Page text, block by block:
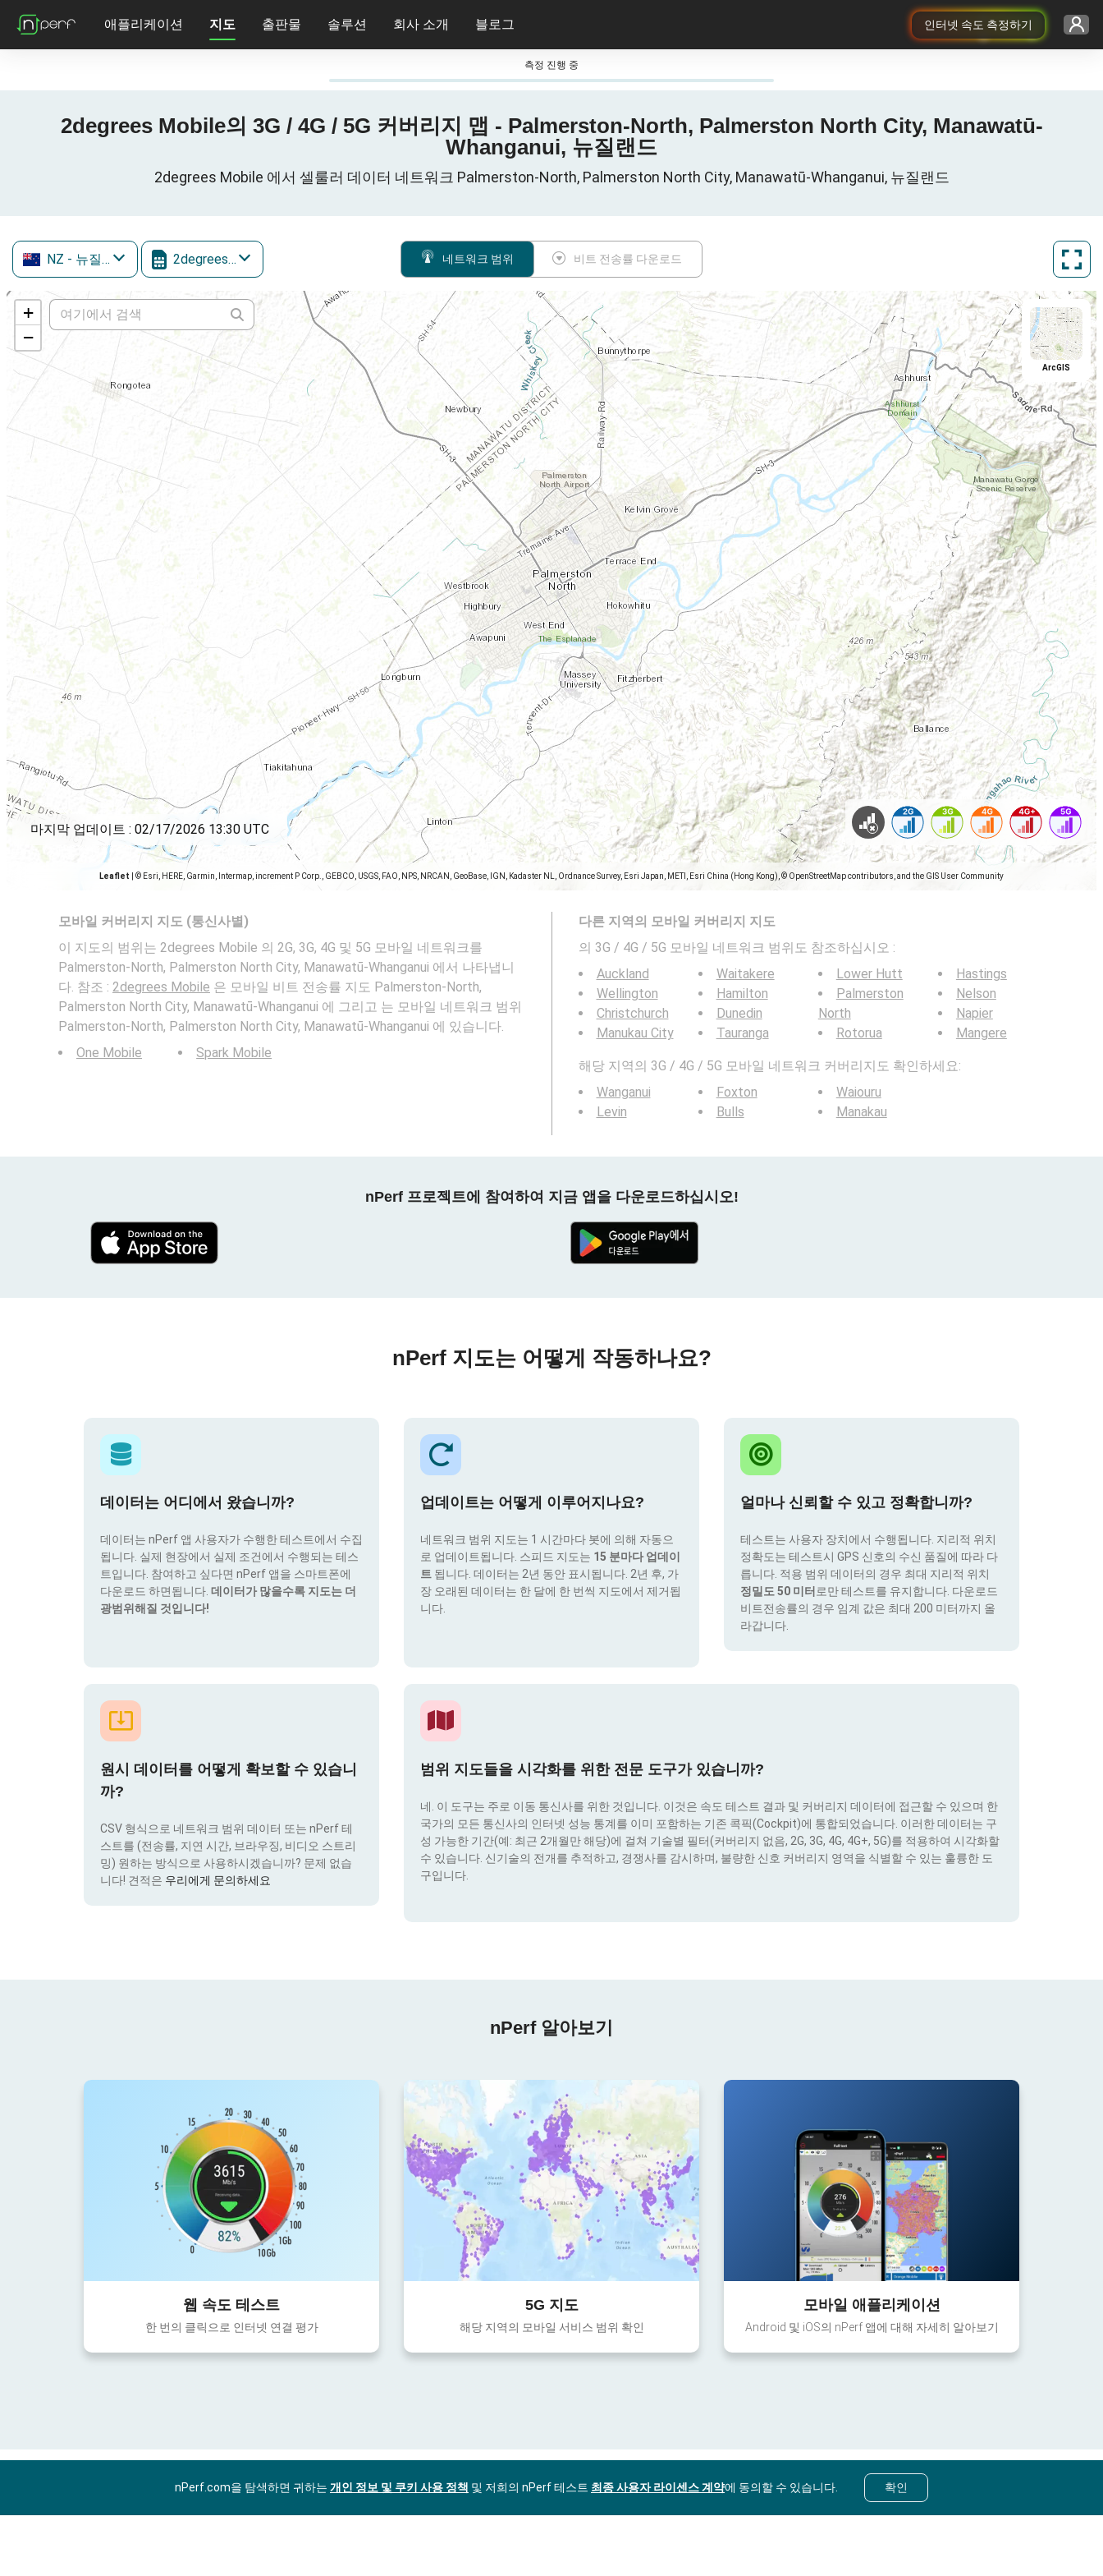
인터넷 속도 측정하기
애플리케이션 지도 출판물 솔루션 회사 소개 블로그
측정 진행 중
2degrees Mobile의 3G / 4G / 5G 커버리지 맵 - Palmerston-North, Palmerston North City, Manawatū-
Whanganui, 뉴질랜드
2degrees Mobile 에서 셀룰러 데이터 네트워크 Palmerston-North, Palmerston North City, Manawatū-Whanganui, 뉴질랜드
NZ - 뉴질랜드 2degrees Mobile 네트워크 범위 비트 전송률 다운로드
+
−
Leaflet © Esri, HERE, Garmin, Intermap, increment P Corp., GEBCO, USGS, FAO, NPS, NRCAN, GeoBase, IGN, Kadaster NL, Ordnance Survey, Esri Japan, METI, Esri China (Hong Kong), © OpenStreetMap contributors, and the GIS User Community
ArcGIS
마지막 업데이트 : 02/17/2026 13:30 UTC
모바일 커버리지 지도 (통신사별)
이 지도의 범위는 2degrees Mobile 의 2G, 3G, 4G 및 5G 모바일 네트워크를
Palmerston-North, Palmerston North City, Manawatū-Whanganui 에서 나타냅니
다. 참조 : 2degrees Mobile 은 모바일 비트 전송률 지도 Palmerston-North,
Palmerston North City, Manawatū-Whanganui 에 그리고 는 모바일 네트워크 범위
Palmerston-North, Palmerston North City, Manawatū-Whanganui 에 있습니다.
One Mobile
Spark Mobile
다른 지역의 모바일 커버리지 지도
의 3G / 4G / 5G 모바일 네트워크 범위도 참조하십시오 :
Auckland
Wellington
Christchurch
Manukau City
Waitakere
Hamilton
Dunedin
Tauranga
Lower Hutt
Palmerston
North
Rotorua
Hastings
Nelson
Napier
Mangere
해당 지역의 3G / 4G / 5G 모바일 네트워크 커버리지도 확인하세요:
Wanganui
Levin
Foxton
Bulls
Waiouru
Manakau
nPerf 프로젝트에 참여하여 지금 앱을 다운로드하십시오!
nPerf 지도는 어떻게 작동하나요?
데이터는 어디에서 왔습니까?
데이터는 nPerf 앱 사용자가 수행한 테스트에서 수집
됩니다. 실제 현장에서 실제 조건에서 수행되는 테스
트입니다. 참여하고 싶다면 nPerf 앱을 스마트폰에
다운로드 하면됩니다. 데이터가 많을수록 지도는 더
광범위해질 것입니다!
업데이트는 어떻게 이루어지나요?
네트워크 범위 지도는 1 시간마다 봇에 의해 자동으
로 업데이트됩니다. 스피드 지도는 15 분마다 업데이
트 됩니다. 데이터는 2년 동안 표시됩니다. 2년 후, 가
장 오래된 데이터는 한 달에 한 번씩 지도에서 제거됩
니다.
얼마나 신뢰할 수 있고 정확합니까?
테스트는 사용자 장치에서 수행됩니다. 지리적 위치
정확도는 테스트시 GPS 신호의 수신 품질에 따라 다
릅니다. 적용 범위 데이터의 경우 최대 지리적 위치
정밀도 50 미터 로만 테스트를 유지합니다. 다운로드
비트전송률의 경우 임계 값은 최대 200 미터까지 올
라갑니다.
원시 데이터를 어떻게 확보할 수 있습니
까?
CSV 형식으로 네트워크 범위 데이터 또는 nPerf 테
스트를 (전송률, 지연 시간, 브라우징, 비디오 스트리
밍) 원하는 방식으로 사용하시겠습니까? 문제 없습
니다! 견적은 우리에게 문의하세요
범위 지도들을 시각화를 위한 전문 도구가 있습니까?
네. 이 도구는 주로 이동 통신사를 위한 것입니다. 이것은 속도 테스트 결과 및 커버리지 데이터에 접근할 수 있으며 한
국가의 모든 통신사의 인터넷 성능 통계를 이미 포함하는 기존 콕픽(Cockpit)에 통합되었습니다. 이러한 데이터는 구
성 가능한 기간(예: 최근 2개월만 해당)에 걸쳐 기술별 필터(커버리지 없음, 2G, 3G, 4G, 4G+, 5G)를 적용하여 시각화할
수 있습니다. 신기술의 전개를 추적하고, 경쟁사를 감시하며, 불량한 신호 커버리지 영역을 식별할 수 있는 훌륭한 도
구입니다.
nPerf 알아보기
웹 속도 테스트
한 번의 클릭으로 인터넷 연결 평가
5G 지도
해당 지역의 모바일 서비스 범위 확인
모바일 애플리케이션
Android 및 iOS의 nPerf 앱에 대해 자세히 알아보기
nPerf.com을 탐색하면 귀하는 개인 정보 및 쿠키 사용 정책 및 저희의 nPerf 테스트 최종 사용자 라이센스 계약에 동의할 수 있습니다. 확인